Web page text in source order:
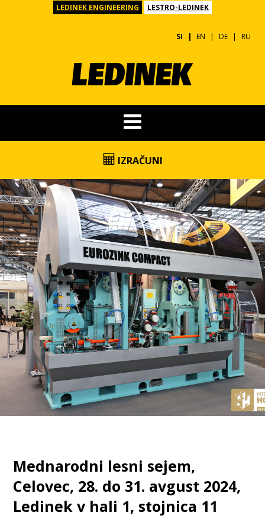
LEDINEK ENGINEERING LESTRO-LEDINEK
SI EN DE RU
IZRAČUNI
Mednarodni lesni sejem,
Celovec, 28. do 31. avgust 2024,
Ledinek v hali 1, stojnica 11